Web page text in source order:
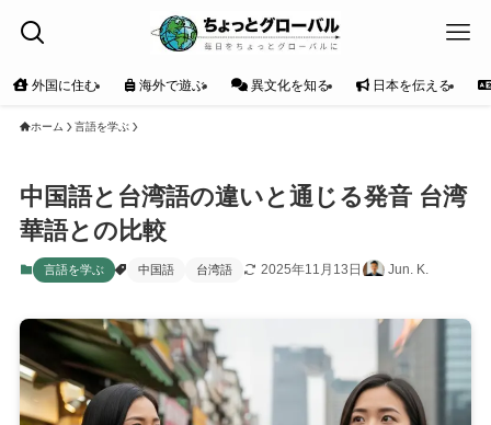
外国に住む 海外で遊ぶ 異文化を知る 日本を伝える
ホーム 言語を学ぶ
中国語と台湾語の違いと通じる発音 台湾
華語との比較
言語を学ぶ 中国語 台湾語 2025年11月13日 Jun. K.